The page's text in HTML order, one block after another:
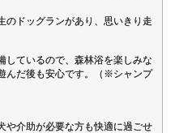
のドッグランがあり、思いきり走
しているので、森林浴を楽しみな
んだ後も安心です。（※シャンプ
や介助が必要な方も快適に過ごせ